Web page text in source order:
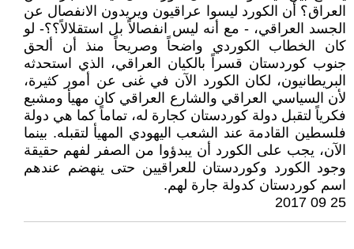
العراق؟ أن الكورد ليسوا عراقيون ويريدون الانفصال عن
الجسد العراقي، - مع أنه ليس انفصالاً بل استقلالاً؟؟- لو
كان الخطاب الكوردي واضحاً وصريحاً منذ أن ألحق
جنوب كوردستان قسراً بالكيان العراقي، الذي استحدثه
البريطانيون، لكان الكورد الآن في غنى عن أمور كثيرة،
لأن السياسي العراقي والشارع العراقي كان مهيأ ومشبع
فكرياً لتقبل دولة كوردستان كجارة له، تماماً كما هي دولة
فلسطين القادمة عند الشعب اليهودي المهيأ لتقبله. بينما
الآن، يجب على الكورد أن يبدؤوا من الصفر لفهم حقيقة
وجود الكورد وكوردستان للعراقيين حتى ينهضم عندهم
اسم كوردستان كدولة جارة لهم.
25 09 2017